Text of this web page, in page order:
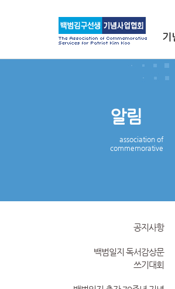
기
알림
association of
commemorative
공지사항
백범일지 독서감상문
쓰기대회